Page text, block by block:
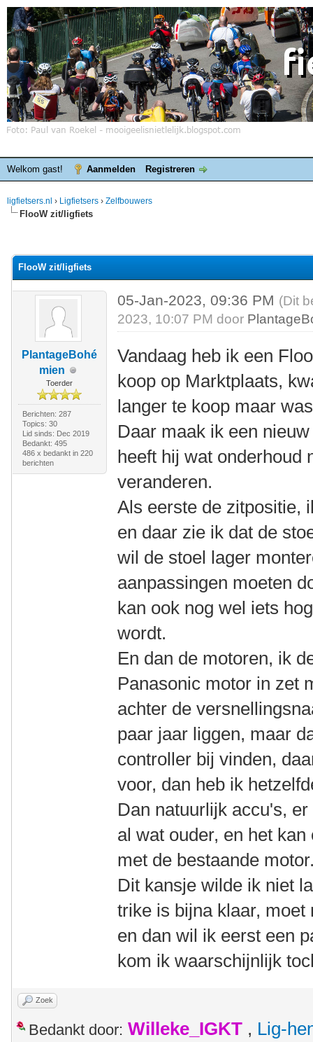
Welkom gast! Aanmelden Registreren
ligfietsers.nl › Ligfietsers › Zelfbouwers
FlooW zit/ligfiets
FlooW zit/ligfiets
PlantageBohé
mien
Toerder
Berichten: 287
Topics: 30
Lid sinds: Dec 2019
Bedankt: 495
486 x bedankt in 220
berichten
05-Jan-2023, 09:36 PM (Dit
2023, 10:07 PM door
Vandaag heb ik een
koop op Marktplaats,
langer te koop maar
Daar maak ik een
heeft hij wat onderhoud
veranderen.
Als eerste de zitpositie,
en daar zie ik dat de
wil de stoel lager
aanpassingen moeten
kan ook nog wel iets
wordt.
En dan de motoren, ik
Panasonic motor in zet
achter de
paar jaar liggen, maar
controller bij vinden,
voor, dan heb ik
Dan natuurlijk accu's,
al wat ouder, en het
met de bestaande
Dit kansje wilde ik niet
trike is bijna klaar, moet
en dan wil ik eerst een
kom ik waarschijnlijk
Zoek
Bedankt door: Willeke_IGKT , Lig-